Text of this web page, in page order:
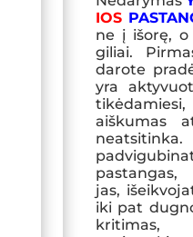
IOS
ne į išorę,
giliai.
darote
yra
aiškumas
jas,
iki pat
kritimas,